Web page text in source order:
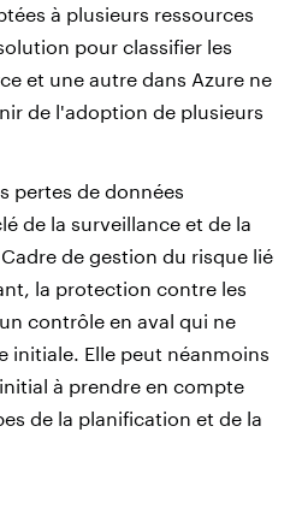
à plusieurs ressources
pour classifier les
et une autre dans Azure ne
de l'adoption de plusieurs
pertes de données
de la surveillance et de la
de gestion du risque lié
la protection contre les
contrôle en aval qui ne
initiale. Elle peut néanmoins
à prendre en compte
de la planification et de la